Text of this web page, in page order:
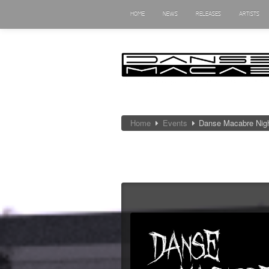
HOME NEWS RELEASES ARTISTS
Home Events Danse Macabre